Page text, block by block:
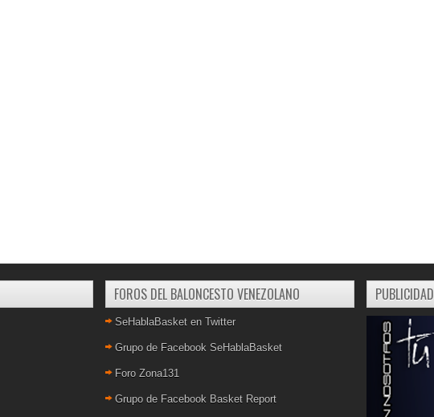
FOROS DEL BALONCESTO VENEZOLANO
SeHablaBasket en Twitter
Grupo de Facebook SeHablaBasket
Foro Zona131
Grupo de Facebook Basket Report
PUBLICIDAD